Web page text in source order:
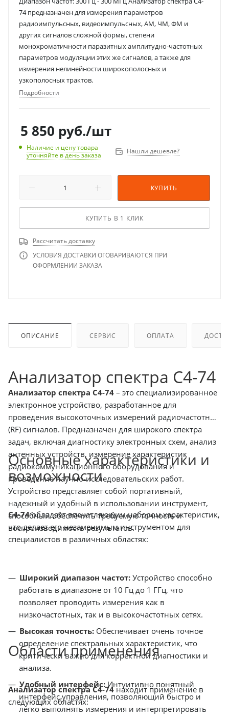
74 предназначен для измерения параметров
радиоимпульсных, видеоимпульсных, AM, ЧМ, ФМ и
других сигналов сложной формы, степени
монохроматичности паразитных амплитудно-частотных
параметров модуляции этих же сигналов, а также для
измерения нелинейности широкополосных и
узкополосных трактов.
Подробности
5 850 руб./шт
Наличие и цену товара
уточняйте в день заказа
Нашли дешевле?
КУПИТЬ
КУПИТЬ В 1 КЛИК
Рассчитать доставку
УСЛОВИЯ ДОСТАВКИ ОГОВАРИВАЮТСЯ ПРИ
ОФОРМЛЕНИИ ЗАКАЗА
ОПИСАНИЕ СЕРВИС ОПЛАТА
Анализатор спектра С4-74
Анализатор спектра С4-74 – это специализированное
электронное устройство, разработанное для
проведения высокоточных измерений радиочастотных
(RF) сигналов. Предназначен для широкого спектра
задач, включая диагностику электронных схем, анализ
антенных устройств, измерение характеристик
радиокоммуникационного оборудования и
проведение научно-исследовательских работ.
Устройство представляет собой портативный,
надежный и удобный в использовании инструмент,
способный обеспечить требуемую точность и
воспроизводимость результатов.
Основные характеристики и
возможности
С4-74обладает впечатляющим набором характеристик,
что делает его незаменимым инструментом для
специалистов в различных областях:
Широкий диапазон частот: Устройство способно
работать в диапазоне от 10 Гц до 1 ГГц, что
позволяет проводить измерения как в
низкочастотных, так и в высокочастотных сетях.
Высокая точность: Обеспечивает очень точное
определение спектральных характеристик, что
критически важно для корректной диагностики и
анализа.
Удобный интерфейс:Интуитивно понятный
интерфейс управления, позволяющий быстро и
легко выполнять измерения и интерпретировать
Области применения
Анализатор спектра С4-74находит применение в
следующих областях: